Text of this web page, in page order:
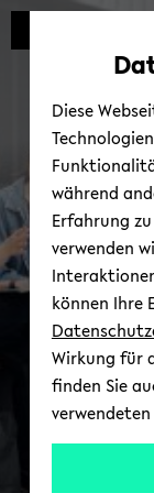
Diese
während
Erfahrung
verwenden
können Ihre
Wirkung für
finden Sie